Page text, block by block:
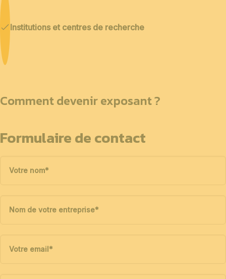
Institutions et centres de recherche
Comment devenir exposant ?
Formulaire de contact
Votre nom*
Nom de votre entreprise*
Votre email*